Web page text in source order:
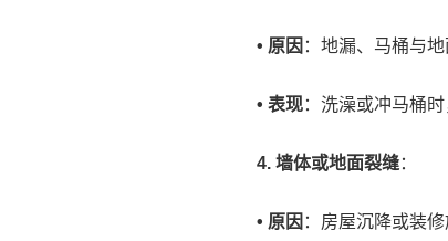
• 原因 ：地漏、马桶与
• 表现：洗澡或冲马桶时
4. 墙体或地面裂缝：
• 原因 ：房屋沉降或装